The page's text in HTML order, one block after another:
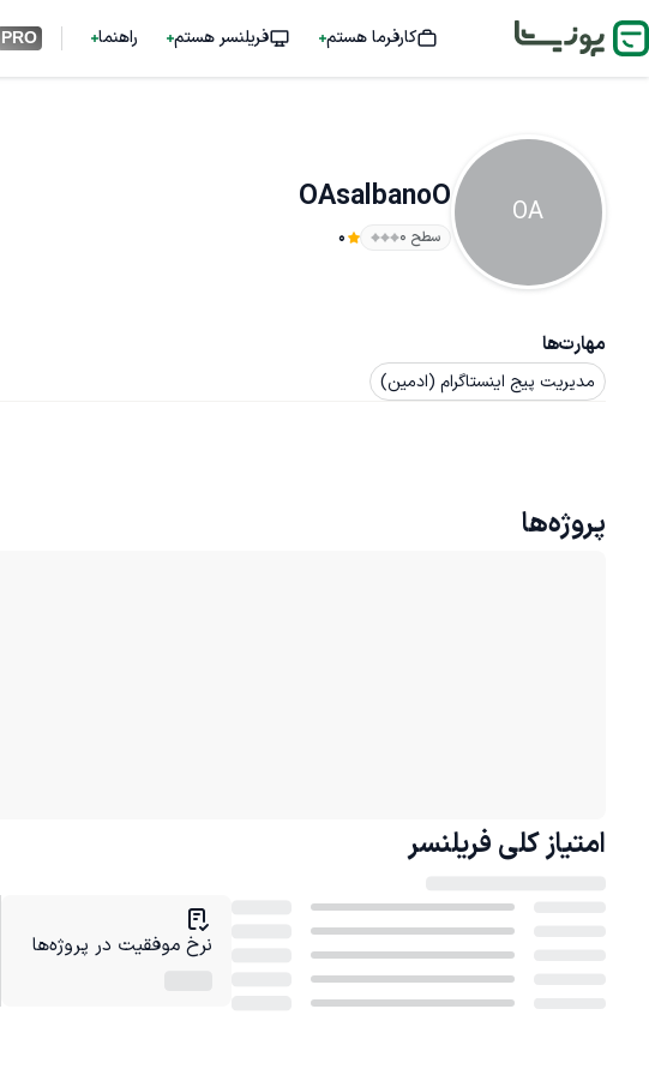
کارفرما هستم فریلنسر هستم راهنما PRO
OA
OAsalbanoO
سطح ۰ 0
مهارت‌ها
مدیریت پیج اینستاگرام (ادمین)
پروژه‌ها
امتیاز کلی فریلنسر
نرخ موفقیت در پروژه‌ها